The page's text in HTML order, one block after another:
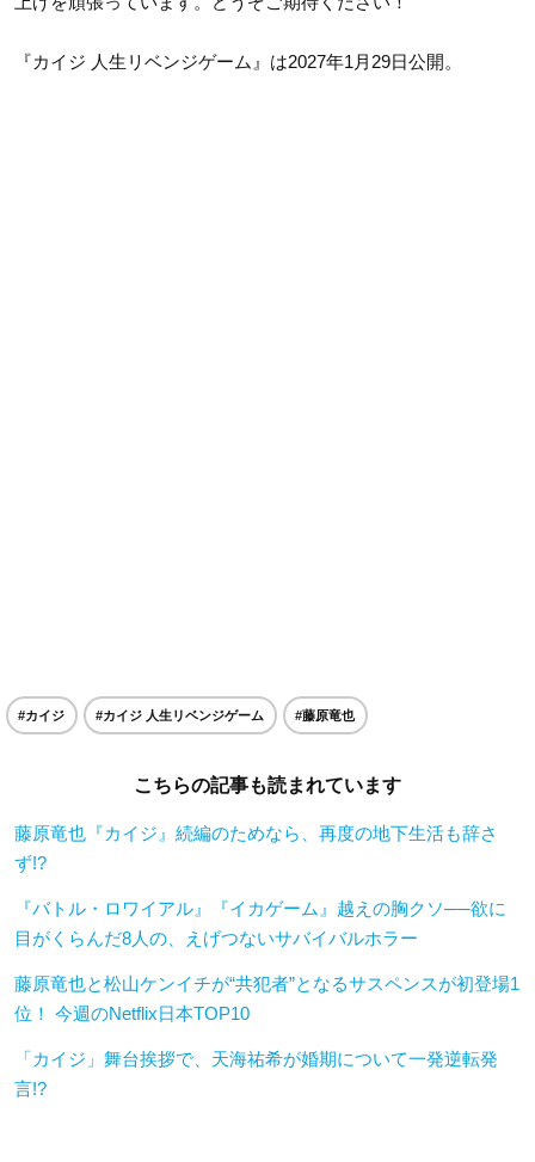
『カイジ 人生リベンジゲーム』は2027年1月29日公開。
#カイジ #カイジ 人生リベンジゲーム #藤原竜也
こちらの記事も読まれています
藤原竜也『カイジ』続編のためなら、再度の地下生活も辞さ
ず!?
『バトル・ロワイアル』『イカゲーム』越えの胸クソ──欲に
目がくらんだ8人の、えげつないサバイバルホラー
藤原竜也と松山ケンイチが“共犯者”となるサスペンスが初登場1
位！ 今週のNetflix日本TOP10
「カイジ」舞台挨拶で、天海祐希が婚期について一発逆転発
言!?